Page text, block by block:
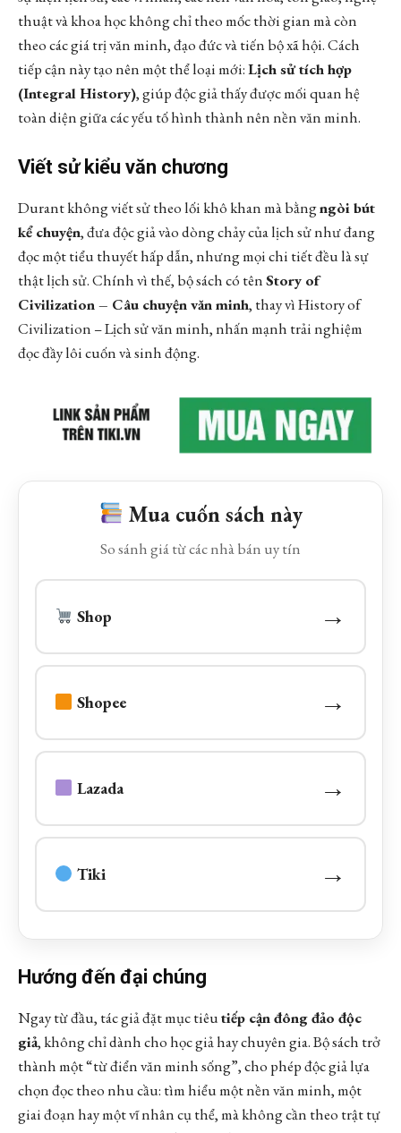
thuật và khoa học không chỉ theo mốc thời gian mà còn
theo các giá trị văn minh, đạo đức và tiến bộ xã hội. Cách
tiếp cận này tạo nên một thể loại mới:Lịch sử tích hợp
(Integral History), giúp độc giả thấy được mối quan hệ
toàn diện giữa các yếu tố hình thành nên nền văn minh.
Viết sử kiểu văn chương
Durant không viết sử theo lối khô khan mà bằngngòi bút
kể chuyện, đưa độc giả vào dòng chảy của lịch sử như đang
đọc một tiểu thuyết hấp dẫn, nhưng mọi chi tiết đều là sự
thật lịch sử. Chính vì thế, bộ sách có tênStory of
Civilization – Câu chuyện văn minh, thay vì History of
Civilization – Lịch sử văn minh, nhấn mạnh trải nghiệm
đọc đầy lôi cuốn và sinh động.
Mua cuốn sách này
So sánh giá từ các nhà bán uy tín
Shop →
Shopee →
Lazada →
Tiki →
Hướng đến đại chúng
Ngay từ đầu, tác giả đặt mục tiêutiếp cận đông đảo độc
giả, không chỉ dành cho học giả hay chuyên gia. Bộ sách trở
thành một “từ điển văn minh sống”, cho phép độc giả lựa
chọn đọc theo nhu cầu: tìm hiểu một nền văn minh, một
giai đoạn hay một vĩ nhân cụ thể, mà không cần theo trật tự